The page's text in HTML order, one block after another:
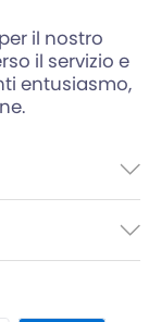
il nostro
il servizio e
entusiasmo,